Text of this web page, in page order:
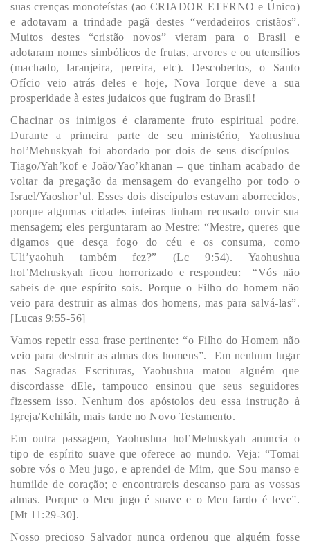
suas crenças monoteístas (ao CRIADOR ETERNO e Único)
e adotavam a trindade pagã destes “verdadeiros cristãos”.
Muitos destes “cristão novos” vieram para o Brasil e
adotaram nomes simbólicos de frutas, arvores e ou utensílios
(machado, laranjeira, pereira, etc). Descobertos, o Santo
Ofício veio atrás deles e hoje, Nova Iorque deve a sua
prosperidade à estes judaicos que fugiram do Brasil!
Chacinar os inimigos é claramente fruto espiritual podre.
Durante a primeira parte de seu ministério, Yaohushua
hol’Mehuskyah foi abordado por dois de seus discípulos –
Tiago/Yah’kof e João/Yao’khanan – que tinham acabado de
voltar da pregação da mensagem do evangelho por todo o
Israel/Yaoshor’ul. Esses dois discípulos estavam aborrecidos,
porque algumas cidades inteiras tinham recusado ouvir sua
mensagem; eles perguntaram ao Mestre: “Mestre, queres que
digamos que desça fogo do céu e os consuma, como
Uli’yaohuh também fez?” (Lc 9:54). Yaohushua
hol’Mehuskyah ficou horrorizado e respondeu: “Vós não
sabeis de que espírito sois. Porque o Filho do homem não
veio para destruir as almas dos homens, mas para salvá-las”.
[Lucas 9:55-56]
Vamos repetir essa frase pertinente: “o Filho do Homem não
veio para destruir as almas dos homens”. Em nenhum lugar
nas Sagradas Escrituras, Yaohushua matou alguém que
discordasse dEle, tampouco ensinou que seus seguidores
fizessem isso. Nenhum dos apóstolos deu essa instrução à
Igreja/Kehiláh, mais tarde no Novo Testamento.
Em outra passagem, Yaohushua hol’Mehuskyah anuncia o
tipo de espírito suave que oferece ao mundo. Veja: “Tomai
sobre vós o Meu jugo, e aprendei de Mim, que Sou manso e
humilde de coração; e encontrareis descanso para as vossas
almas. Porque o Meu jugo é suave e o Meu fardo é leve”.
[Mt 11:29-30].
Nosso precioso Salvador nunca ordenou que alguém fosse